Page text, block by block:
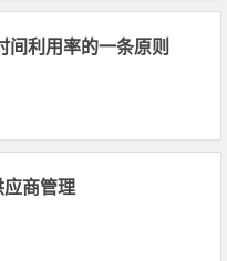
间利用率的一条原则
应商管理